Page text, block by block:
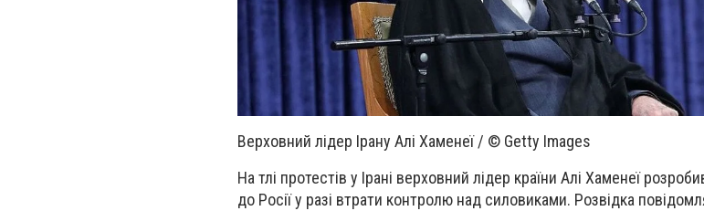
Верховний лідер Ірану Алі Хаменеї / © Getty Images
На тлі протестів у Ірані верховний лідер країни Алі Хаменеї
до Росії у разі втрати контролю над силовиками. Розвідка